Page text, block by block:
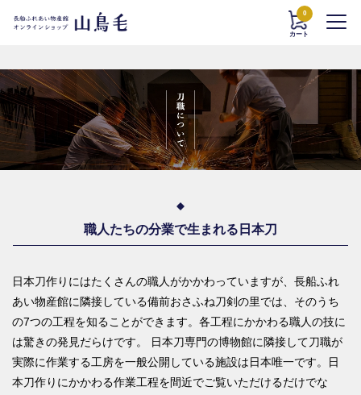
カート
0
職人たちの分業で生まれる日本刀
日本刀作りにはたくさんの職人がかかわっていますが、長船ふれ
あい物産館に隣接している備前おさふね刀剣の里では、そのうち
の7つの工程を知ることができます。各工程にかかわる職人の技に
は驚きの発見だらけです。 日本刀専門の博物館に隣接して刀職が
実際に作業する工房を一般公開している施設は日本唯一です。日
本刀作りにかかわる作業工程を間近でご覧いただけるだけでな